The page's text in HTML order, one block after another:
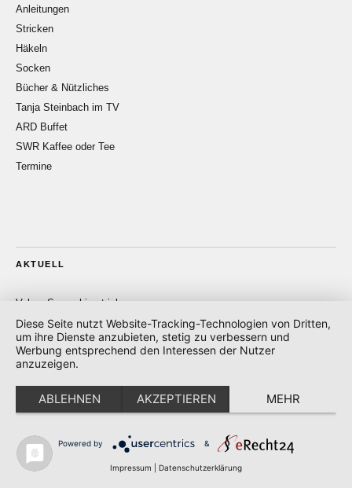
Anleitungen
Stricken
Häkeln
Socken
Bücher & Nützliches
Tanja Steinbach im TV
ARD Buffet
SWR Kaffee oder Tee
Termine
AKTUELL
Volare-Scrunchie stricken
17.07.2026: SWR, Kaffee oder Tee: Sommertop stricken
22.05.2026: SWR, Kaffee oder Tee: Taschen & Tücher häkeln
Die Bären sind los!
Tulpen aus Amsterdam… Socken & Mehr!
06.02.2026: SWR, Kaffee oder Tee: Filzhausschuhe stricken
Diese Seite nutzt Website-Tracking-Technologien von Dritten,
um ihre Dienste anzubieten, stetig zu verbessern und
Werbung entsprechend den Interessen der Nutzer
anzuzeigen.
ABLEHNEN AKZEPTIEREN MEHR
Powered by &
Impressum Datenschutzerklärung